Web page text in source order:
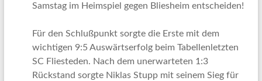
Samstag im Heimspiel gegen Bliesheim entscheiden!
Für den Schlußpunkt sorgte die Erste mit dem
wichtigen 9:5 Auswärtserfolg beim Tabellenletzten
SC Fliesteden. Nach dem unerwarteten 1:3
Rückstand sorgte Niklas Stupp mit seinem Sieg für